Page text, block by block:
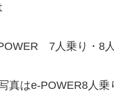
7人乗り・8
真はe-POWER8人乗